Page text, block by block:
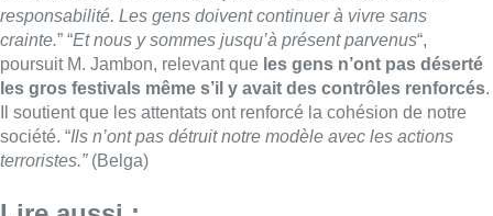
responsabilité. Les gens doivent continuer à vivre sans
crainte.” “Et nous y sommes jusqu’à présent parvenus“,
poursuit M. Jambon, relevant que les gens n’ont pas déserté
les gros festivals même s’il y avait des contrôles renforcés.
Il soutient que les attentats ont renforcé la cohésion de notre
société. “Ils n’ont pas détruit notre modèle avec les actions
terroristes.”(Belga)